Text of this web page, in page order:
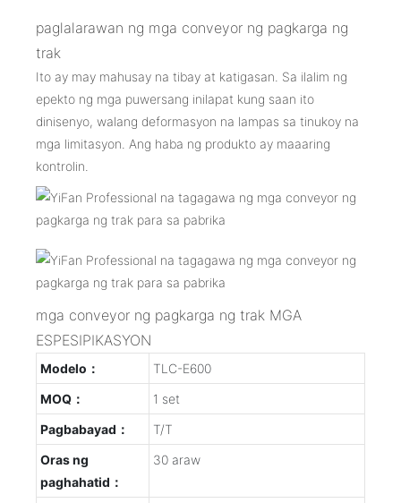
paglalarawan ng mga conveyor ng pagkarga ng
trak
Ito ay may mahusay na tibay at katigasan. Sa ilalim ng
epekto ng mga puwersang inilapat kung saan ito
dinisenyo, walang deformasyon na lampas sa tinukoy na
mga limitasyon. Ang haba ng produkto ay maaaring
kontrolin.
mga conveyor ng pagkarga ng trak MGA
ESPESIPIKASYON
Modelo：
TLC-E600
MOQ：
1 set
Pagbabayad：
T/T
Oras ng
paghahatid：
30 araw